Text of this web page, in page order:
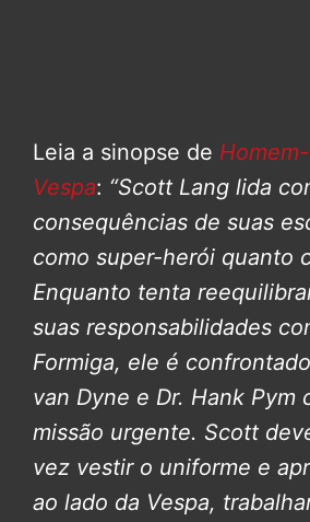
Leia a sinopse de
Vespa: “Scott Lang lida
consequências de suas
como super-herói quanto
Enquanto tenta
suas responsabilidades
Formiga, ele é
van Dyne e Dr. Hank Pym
missão urgente. Scott
vez vestir o uniforme e
ao lado da Vespa,